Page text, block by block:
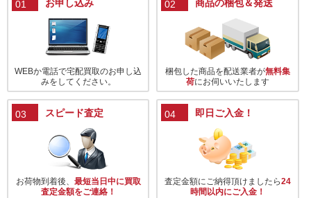
01 お申し込み
WEBか電話で宅配買取のお申し込
みをしてください。
02 商品の梱包＆発送
梱包した商品を配送業者が無料集
荷にお伺いいたします
03 スピード査定
お荷物到着後、 最短当日中に買取
査定金額をご連絡！
04 即日ご入金！
査定金額にご納得頂けましたら24
時間以内にご入金！